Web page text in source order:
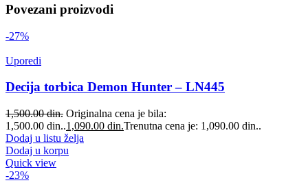
Povezani proizvodi
-27%
Uporedi
Decija torbica Demon Hunter – LN445
1,500.00din. Originalna cena je bila:
1,500.00 din..1,090.00 din.Trenutna cena je: 1,090.00 din..
Dodaj u listu želja
Dodaj u korpu
Quick view
-23%